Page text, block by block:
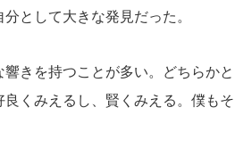
として大きな発見だった。
きを持つことが多い。どちらかと
くみえるし、賢くみえる。僕もそ